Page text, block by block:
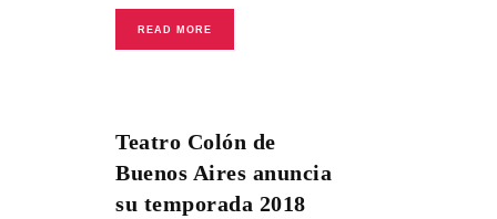
READ MORE
Teatro Colón de
Buenos Aires anuncia
su temporada 2018